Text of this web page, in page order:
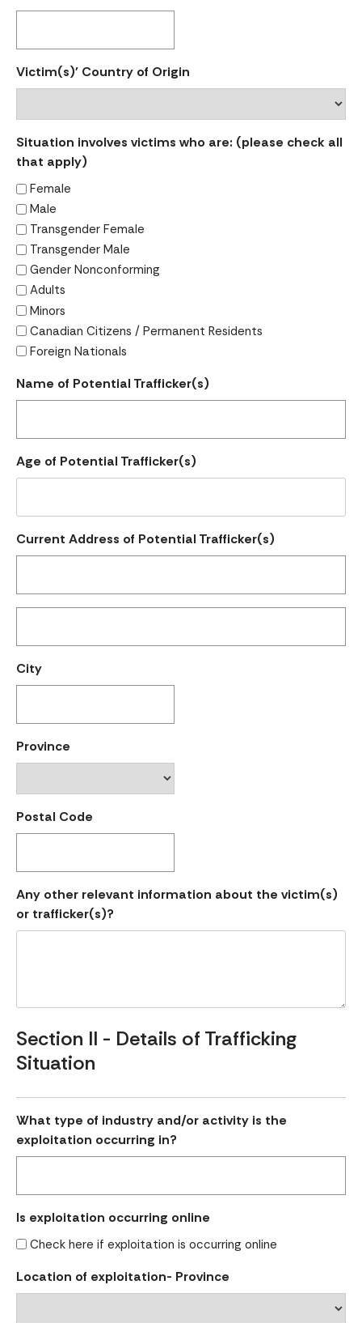
Victim(s)' Country of Origin
Situation involves victims who are: (please check all
that apply)
Female
Male
Transgender Female
Transgender Male
Gender Nonconforming
Adults
Minors
Canadian Citizens / Permanent Residents
Foreign Nationals
Name of Potential Trafficker(s)
Age of Potential Trafficker(s)
Current Address of Potential Trafficker(s)
City
Province
Postal Code
Any other relevant information about the victim(s)
or trafficker(s)?
Section II - Details of Trafficking
Situation
What type of industry and/or activity is the
exploitation occurring in?
Is exploitation occurring online
Check here if exploitation is occurring online
Location of exploitation- Province